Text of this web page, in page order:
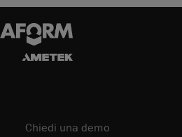
Chiedi una demo